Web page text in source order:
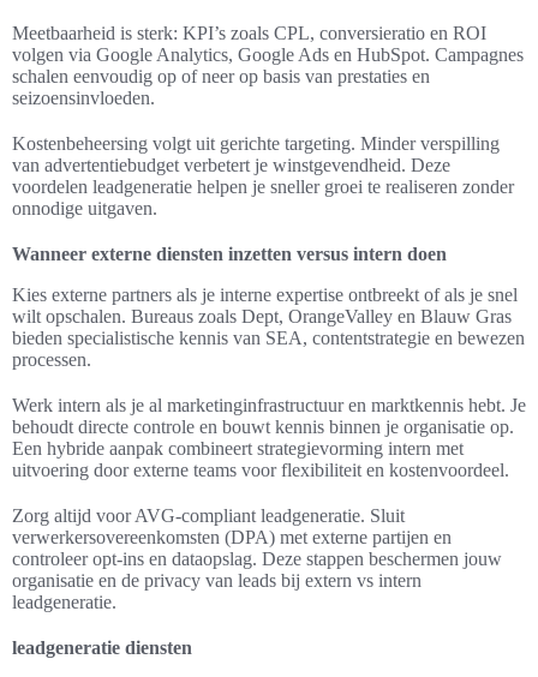
Meetbaarheid is sterk: KPI’s zoals CPL, conversieratio en ROI
volgen via Google Analytics, Google Ads en HubSpot. Campagnes
schalen eenvoudig op of neer op basis van prestaties en
seizoensinvloeden.
Kostenbeheersing volgt uit gerichte targeting. Minder verspilling
van advertentiebudget verbetert je winstgevendheid. Deze
voordelen leadgeneratie helpen je sneller groei te realiseren zonder
onnodige uitgaven.
Wanneer externe diensten inzetten versus intern doen
Kies externe partners als je interne expertise ontbreekt of als je snel
wilt opschalen. Bureaus zoals Dept, OrangeValley en Blauw Gras
bieden specialistische kennis van SEA, contentstrategie en bewezen
processen.
Werk intern als je al marketinginfrastructuur en marktkennis hebt. Je
behoudt directe controle en bouwt kennis binnen je organisatie op.
Een hybride aanpak combineert strategievorming intern met
uitvoering door externe teams voor flexibiliteit en kostenvoordeel.
Zorg altijd voor AVG-compliant leadgeneratie. Sluit
verwerkersovereenkomsten (DPA) met externe partijen en
controleer opt-ins en dataopslag. Deze stappen beschermen jouw
organisatie en de privacy van leads bij extern vs intern
leadgeneratie.
leadgeneratie diensten